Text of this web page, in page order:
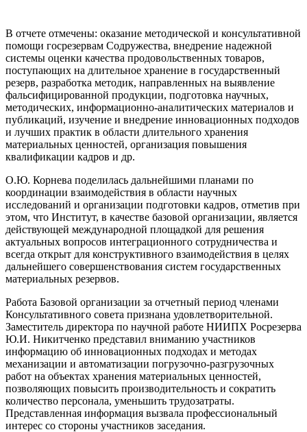
В отчете отмечены: оказание методической и консультативной
помощи госрезервам Содружества, внедрение надежной
системы оценки качества продовольственных товаров,
поступающих на длительное хранение в государственный
резерв, разработка методик, направленных на выявление
фальсифицированной продукции, подготовка научных,
методических, информационно-аналитических материалов и
публикаций, изучение и внедрение инновационных подходов
и лучших практик в области длительного хранения
материальных ценностей, организация повышения
квалификации кадров и др.
О.Ю. Корнева поделилась дальнейшими планами по
координации взаимодействия в области научных
исследований и организации подготовки кадров, отметив при
этом, что Институт, в качестве базовой организации, является
действующей международной площадкой для решения
актуальных вопросов интеграционного сотрудничества и
всегда открыт для конструктивного взаимодействия в целях
дальнейшего совершенствования систем государственных
материальных резервов.
Работа Базовой организации за отчетный период членами
Консультативного совета признана удовлетворительной.
Заместитель директора по научной работе НИИПХ Росрезерва
Ю.И. Никитченко представил вниманию участников
информацию об инновационных подходах и методах
механизации и автоматизации погрузочно-разгрузочных
работ на объектах хранения материальных ценностей,
позволяющих повысить производительность и сократить
количество персонала, уменьшить трудозатраты.
Представленная информация вызвала профессиональный
интерес со стороны участников заседания.